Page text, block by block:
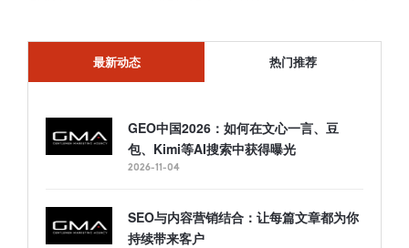
最新动态 热门推荐
GEO中国2026：如何在文心一言、豆
包、Kimi等AI搜索中获得曝光
2026-11-04
SEO与内容营销结合：让每篇文章都为你
持续带来客户